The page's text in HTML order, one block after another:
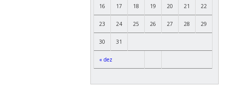
« dez
16 17 18 19 20 21 22
23 24 25 26 27 28 29
30 31